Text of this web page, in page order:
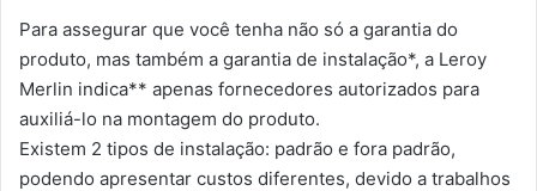
Para assegurar que você tenha não só a garantia do
produto, mas também a garantia de instalação*, a Leroy
Merlin indica** apenas fornecedores autorizados para
auxiliá-lo na montagem do produto.
Existem 2 tipos de instalação: padrão e fora padrão,
podendo apresentar custos diferentes, devido a trabalhos